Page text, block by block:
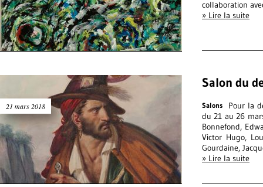
collaboration
» Lire la suite
21 mars 2018
Salon du
Salons
Pour la
du 21 au 26
Bonnefond,
Victor Hugo,
Gourdaine,
» Lire la suite